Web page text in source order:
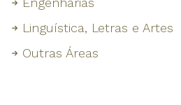
Linguística, Letras e Artes
Outras Áreas